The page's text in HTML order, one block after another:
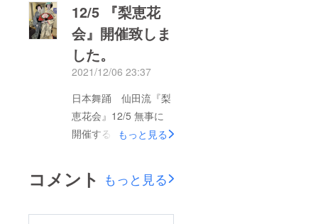
12/5 『梨恵花
会』開催致しま
した。
2021/12/06 23:37
日本舞踊 仙田流『梨
恵花会』12/5 無事に
開催することができま
子から、88歳で引退公
もっと見る
コメント もっと見る